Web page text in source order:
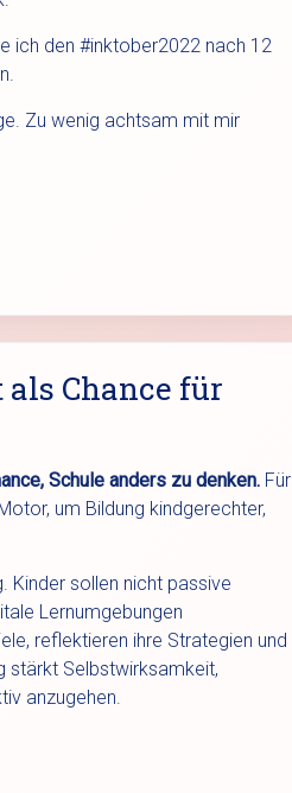
ich den #inktober2022 nach 12
Zu wenig achtsam mit mir
Chance für
Schule anders zu denken. Für
um Bildung kindgerechter,
Kinder sollen nicht passive
Lernumgebungen
reflektieren ihre Strategien und
stärkt Selbstwirksamkeit,
anzugehen.